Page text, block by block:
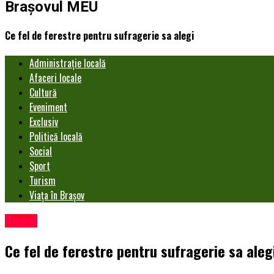
Brașovul MEU
Ce fel de ferestre pentru sufragerie sa alegi
Administrație locală
Afaceri locale
Cultură
Eveniment
Exclusiv
Politică locală
Social
Sport
Turism
Viața în Brașov
Social
Ce fel de ferestre pentru sufragerie sa